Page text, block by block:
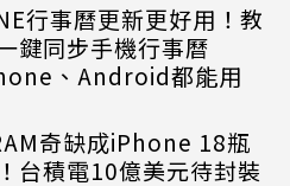
行事曆更新更好用！教
鍵同步手機行事曆
、Android都能用
奇缺成iPhone 18瓶
台積電10億美元待封裝